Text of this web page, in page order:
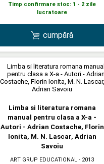
Timp confirmare stoc: 1 - 2 zile
lucratoare
cumpără
Limba si literatura romana
manual pentru clasa a X-a -
Autori - Adrian Costache, Florin
Ionita, M. N. Lascar, Adrian
Savoiu
ART GRUP EDUCATIONAL - 2013